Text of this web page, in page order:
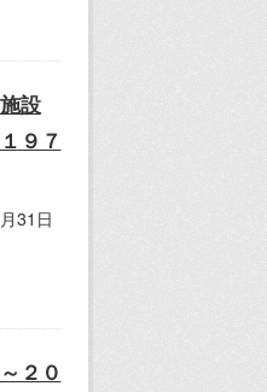
設
９７
31日
２０